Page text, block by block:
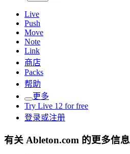
Live
Push
Move
Note
Link
商店
Packs
帮助
更多
Try Live 12 for free
登录或注册
有关 Ableton.com 的更多信息